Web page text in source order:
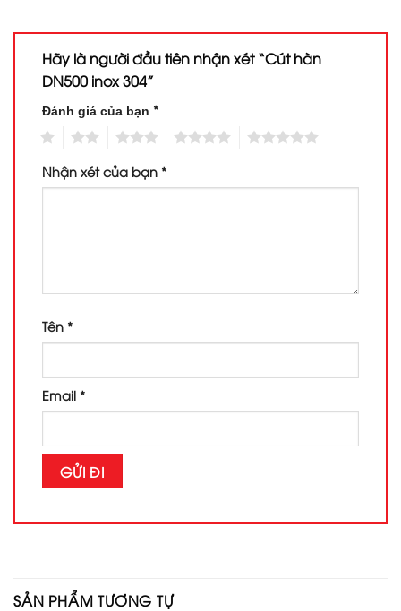
Hãy là người đầu tiên nhận xét “Cút hàn
DN500 inox 304”
Đánh giá của bạn *
Nhận xét của bạn *
Tên *
Email *
SẢN PHẨM TƯƠNG TỰ